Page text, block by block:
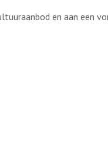
en aan een